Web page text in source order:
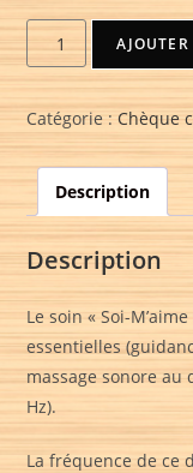
Catégorie :Chèque
Description
Description
Le soin « Soi-
essentielles
massage sonore au
Hz).
La fréquence de ce